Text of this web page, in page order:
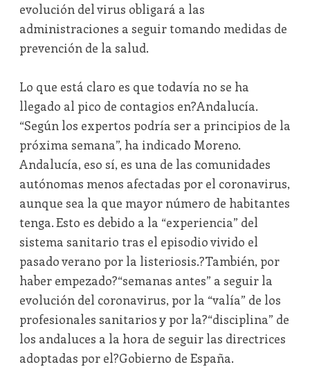
evolución del virus obligará a las
administraciones a seguir tomando medidas de
prevención de la salud.
Lo que está claro es que todavía no se ha
llegado al pico de contagios en?Andalucía.
“Según los expertos podría ser a principios de la
próxima semana”, ha indicado Moreno.
Andalucía, eso sí, es una de las comunidades
autónomas menos afectadas por el coronavirus,
aunque sea la que mayor número de habitantes
tenga. Esto es debido a la “experiencia” del
sistema sanitario tras el episodio vivido el
pasado verano por la listeriosis.?También, por
haber empezado?“semanas antes” a seguir la
evolución del coronavirus, por la “valía” de los
profesionales sanitarios y por la?“disciplina” de
los andaluces a la hora de seguir las directrices
adoptadas por el?Gobierno de España.